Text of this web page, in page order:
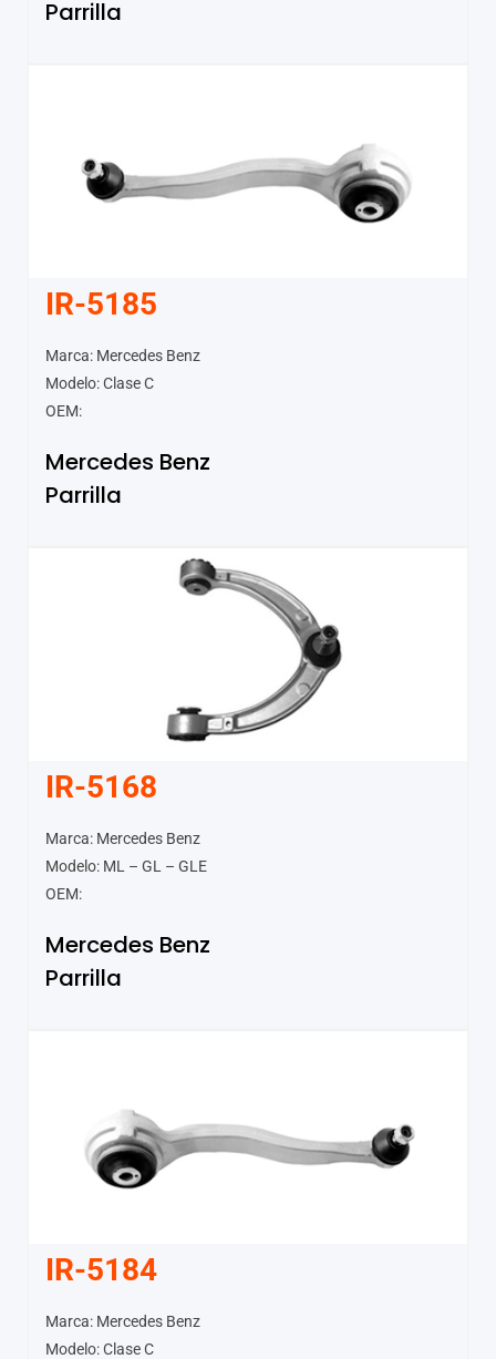
Parrilla
IR-5185
Marca: Mercedes Benz
Modelo: Clase C
OEM:
Mercedes Benz
Parrilla
IR-5168
Marca: Mercedes Benz
Modelo: ML – GL – GLE
OEM:
Mercedes Benz
Parrilla
IR-5184
Marca: Mercedes Benz
Modelo: Clase C